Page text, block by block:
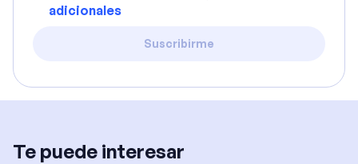
adicionales
Suscribirme
Te puede interesar